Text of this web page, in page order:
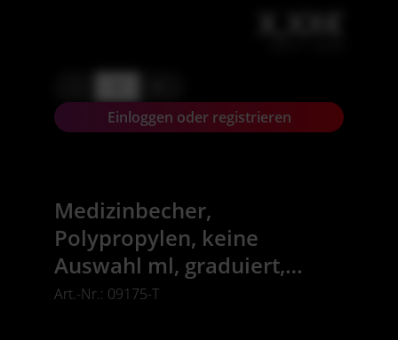
X,XX€
Einloggen oder registrieren
Medizinbecher,
Polypropylen, keine
Auswahl ml, graduiert,
transparent, Med-Comfort
Art.-Nr.: 09175-T